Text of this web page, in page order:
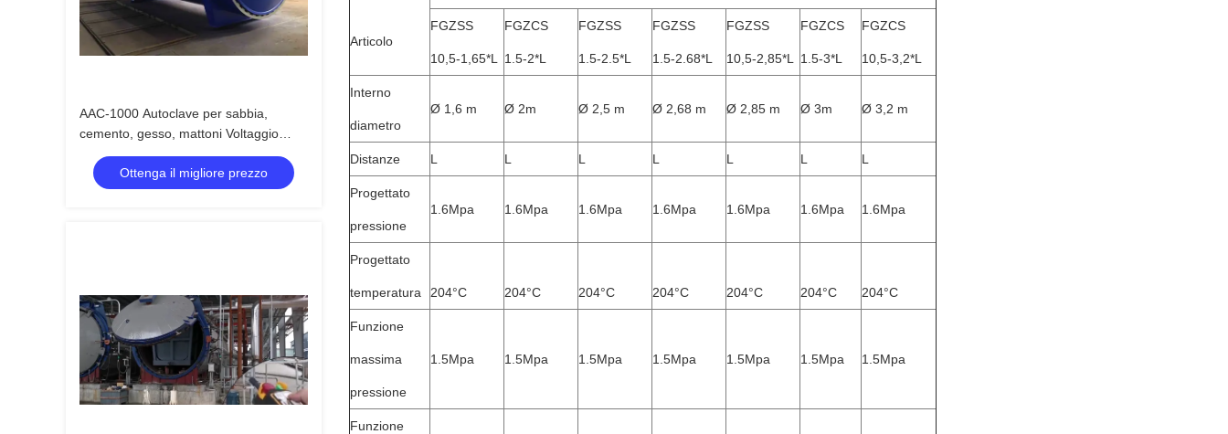
AAC-1000 Autoclave per sabbia,
cemento, gesso, mattoni Voltaggio
220V 380V
Ottenga il migliore prezzo
Articolo
FGZSS
10,5-1,65*L
FGZCS
1.5-2*L
FGZSS
1.5-2.5*L
FGZSS
1.5-2.68*L
FGZSS
10,5-2,85*L
FGZCS
1.5-3*L
FGZCS
10,5-3,2*L
Interno
diametro
Ø 1,6 m Ø 2m Ø 2,5 m Ø 2,68 m Ø 2,85 m Ø 3m Ø 3,2 m
Distanze L L L L L L L
Progettato
pressione
1.6Mpa 1.6Mpa 1.6Mpa 1.6Mpa 1.6Mpa 1.6Mpa 1.6Mpa
Progettato
temperatura 204°C 204°C 204°C 204°C 204°C 204°C 204°C
Funzione
massima
pressione
1.5Mpa 1.5Mpa 1.5Mpa 1.5Mpa 1.5Mpa 1.5Mpa 1.5Mpa
Funzione